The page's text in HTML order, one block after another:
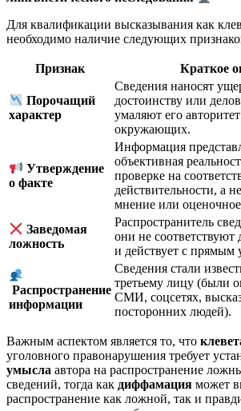
Для квалификации высказывания как
необходимо наличие следующих
Признак Краткое
Порочащий
характер
Сведения наносят
достоинству или
умаляют его авторитет
окружающих.
Утверждение
о факте
Информация
объективная
проверке на
действительности, а
мнение или
Заведомая
ложность
Распространитель
они не соответствуют
и действует с прямым
Распространение
информации
Сведения стали
третьему лицу (были
СМИ, соцсетях,
посторонних людей).
Важным аспектом является то, что
уголовного правонарушения требует
умысла автора на распространение
сведений, тогда как диффамация может
распространение как ложной, так и